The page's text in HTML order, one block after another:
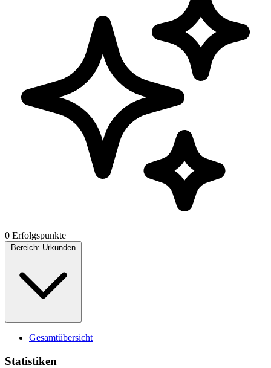
0 Erfolgspunkte
Bereich: Urkunden
Gesamtübersicht
Statistiken